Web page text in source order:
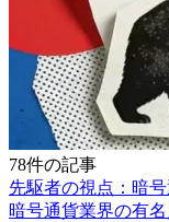
78件の記事
先駆者の視点：暗
暗号通貨業界の有